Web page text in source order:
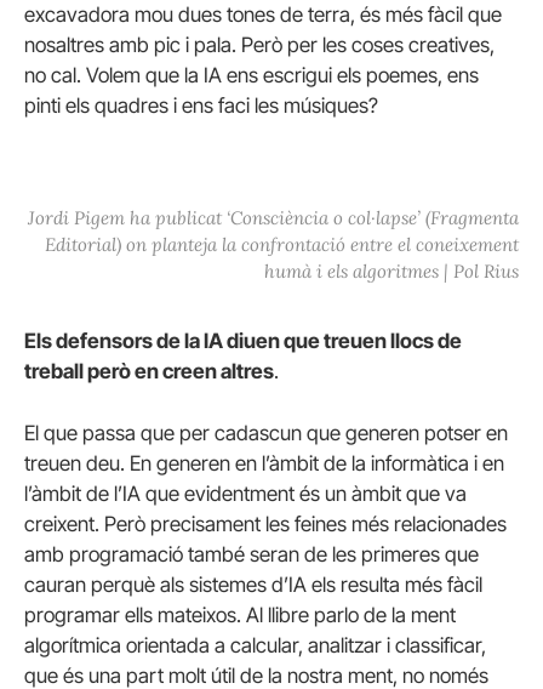
excavadora mou dues tones de terra, és més fàcil que
nosaltres amb pic i pala. Però per les coses creatives,
no cal. Volem que la IA ens escrigui els poemes, ens
pinti els quadres i ens faci les músiques?
Jordi Pigem ha publicat ‘Consciència o col·lapse’ (Fragmenta
Editorial) on planteja la confrontació entre el coneixement
humà i els algoritmes | Pol Rius
Els defensors de la IA diuen que treuen llocs de
treball però en creen altres.
El que passa que per cadascun que generen potser en
treuen deu. En generen en l’àmbit de la informàtica i en
l’àmbit de l’IA que evidentment és un àmbit que va
creixent. Però precisament les feines més relacionades
amb programació també seran de les primeres que
cauran perquè als sistemes d’IA els resulta més fàcil
programar ells mateixos. Al llibre parlo de la ment
algorítmica orientada a calcular, analitzar i classificar,
que és una part molt útil de la nostra ment, no només